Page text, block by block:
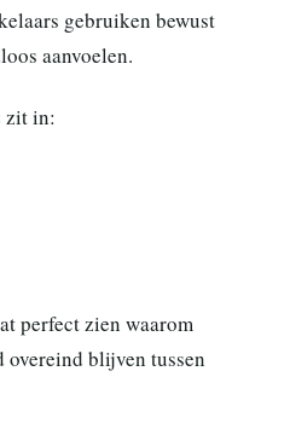
gebruiken bewust
aanvoelen.
zit in:
perfect zien waarom
blijven tussen